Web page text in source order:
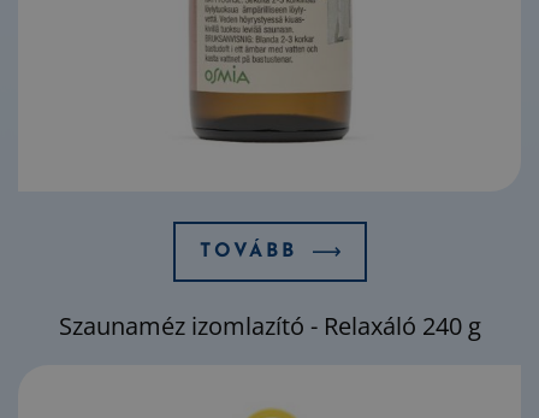
TOVÁBB
Szaunaméz izomlazító - Relaxáló 240 g